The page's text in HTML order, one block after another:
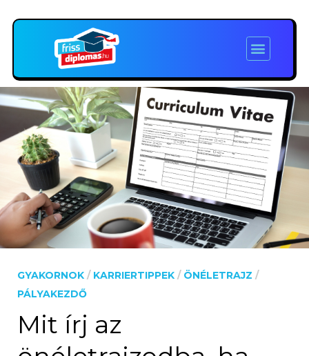
GYAKORNOK / KARRIERTIPPEK / ÖNÉLETRAJZ /
PÁLYAKEZDŐ
Mit írj az